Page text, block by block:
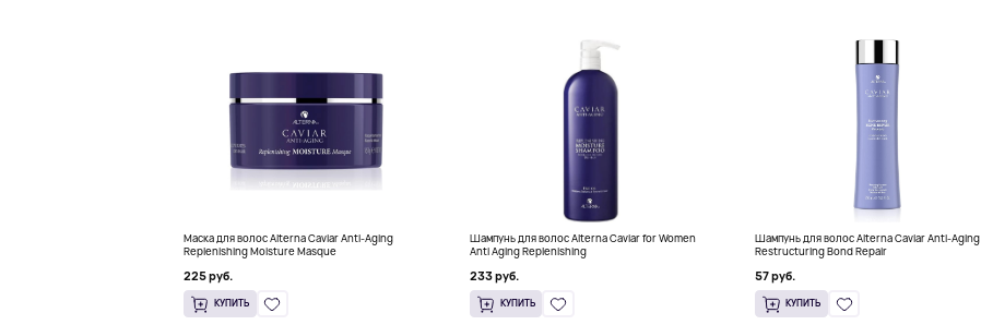
Маска для волос Alterna Caviar Anti-Aging
Replenishing Moisture Masque
225 руб.
КУПИТЬ
Шампунь для волос Alterna Caviar for Women
Anti Aging Replenishing
233 руб.
КУПИТЬ
Шампунь для волос Alterna Caviar Anti-Aging
Restructuring Bond Repair
57 руб.
КУПИТЬ